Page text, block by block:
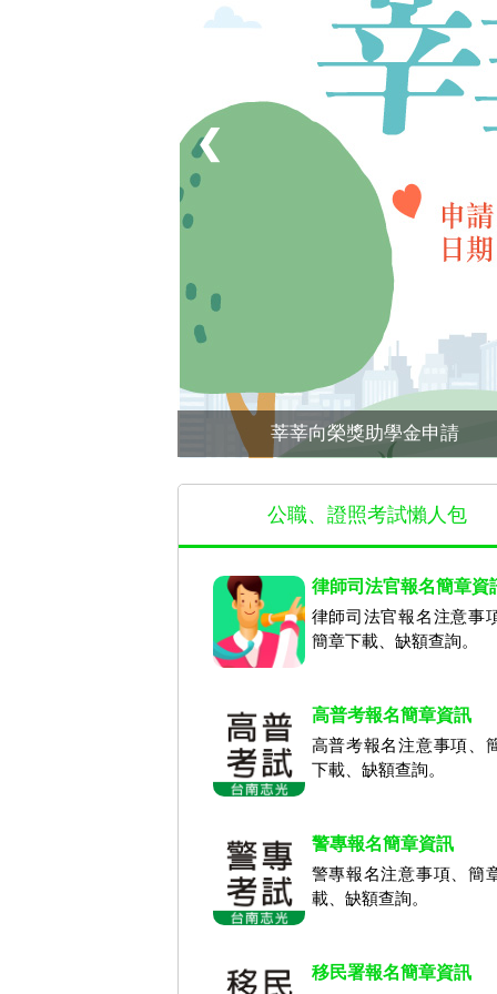
❮
莘莘向榮獎助學金申請
公職、證照考試懶人包
律師司法官報名簡章資
律師司法官報名注意事
簡章下載、缺額查詢。
高普考報名簡章資訊
高普考報名注意事項、
下載、缺額查詢。
警專報名簡章資訊
警專報名注意事項、簡
載、缺額查詢。
移民署報名簡章資訊